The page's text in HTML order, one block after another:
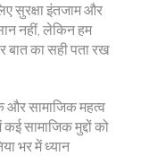
सुरक्षा इंतजाम और
नहीं, लेकिन हम
का सही पता रख
और सामाजिक महत्व
सामाजिक मुद्दों को
भर में ध्यान